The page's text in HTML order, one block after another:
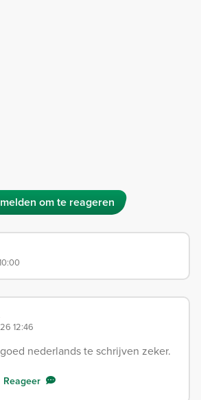
om te reageren
12:46
nederlands te schrijven zeker.
Reageer